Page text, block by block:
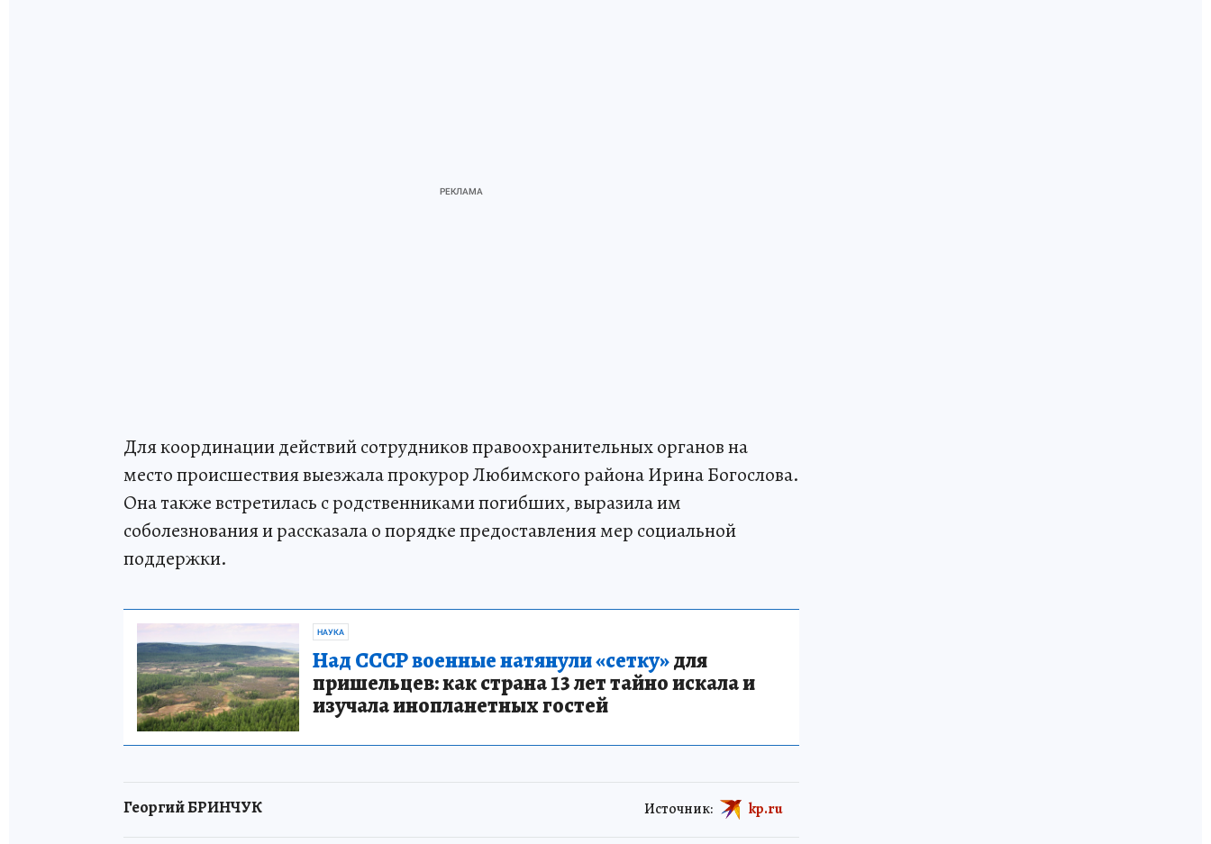
Для координации действий сотрудников правоохранительных органов на
место происшествия выезжала прокурор Любимского района Ирина Богослова.
Она также встретилась с родственниками погибших, выразила им
соболезнования и рассказала о порядке предоставления мер социальной
поддержки.
НАУКА
Над СССР военные натянули «сетку»для
пришельцев: как страна 13 лет тайно искала и
изучала инопланетных гостей
Георгий БРИНЧУК Источник: kp.ru